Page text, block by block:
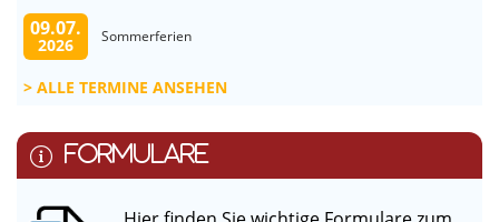
09.07.
2026 Sommerferien
ALLE TERMINE ANSEHEN
FORMULARE